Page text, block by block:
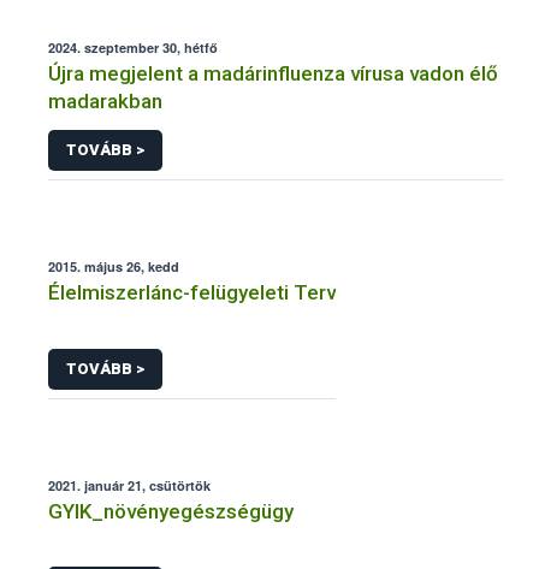
2024. szeptember 30, hétfő
Újra megjelent a madárinfluenza vírusa vadon élő
madarakban
TOVÁBB >
2015. május 26, kedd
Élelmiszerlánc-felügyeleti Terv
TOVÁBB >
2021. január 21, csütörtök
GYIK_növényegészségügy